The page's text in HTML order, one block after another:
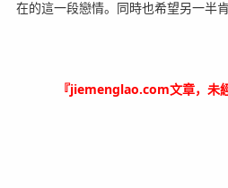
在的這一段戀情。同時也希望另一半
『jiemenglao.com文章，未